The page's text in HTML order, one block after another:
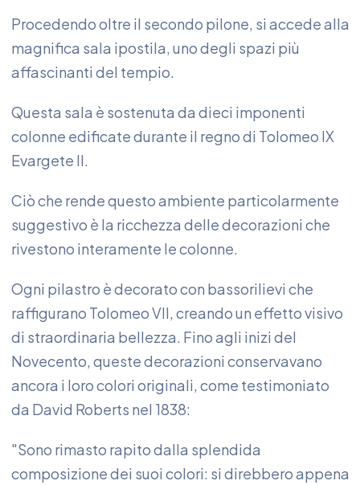
Procedendo oltre il secondo pilone, si accede alla
magnifica sala ipostila, uno degli spazi più
affascinanti del tempio.
Questa sala è sostenuta da dieci imponenti
colonne edificate durante il regno di Tolomeo IX
Evargete II.
Ciò che rende questo ambiente particolarmente
suggestivo è la ricchezza delle decorazioni che
rivestono interamente le colonne.
Ogni pilastro è decorato con bassorilievi che
raffigurano Tolomeo VII, creando un effetto visivo
di straordinaria bellezza. Fino agli inizi del
Novecento, queste decorazioni conservavano
ancora i loro colori originali, come testimoniato
da David Roberts nel 1838:
"Sono rimasto rapito dalla splendida
composizione dei suoi colori: si direbbero appena